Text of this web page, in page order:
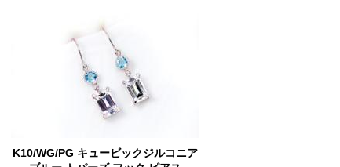
K10/WG/PG キュービックジルコニア